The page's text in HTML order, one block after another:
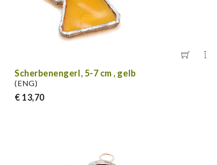
Scherbenengerl, 5-7 cm , gelb
(ENG)
€ 13,70